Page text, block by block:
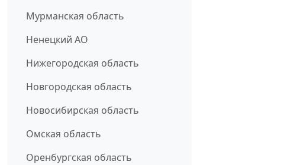
Мурманская область
Ненецкий АО
Нижегородская область
Новгородская область
Новосибирская область
Омская область
Оренбургская область